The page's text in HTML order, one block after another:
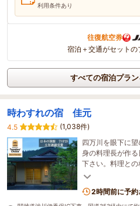
利用条件あり
往復航空券
宿泊＋交通がセットの
すべての宿泊プラン
時わすれの宿 佳元
4.5
(1,038件)
四万川を眼下に
身の料理長が作
下さい。料理と
インの品揃えも
2時間前に予約